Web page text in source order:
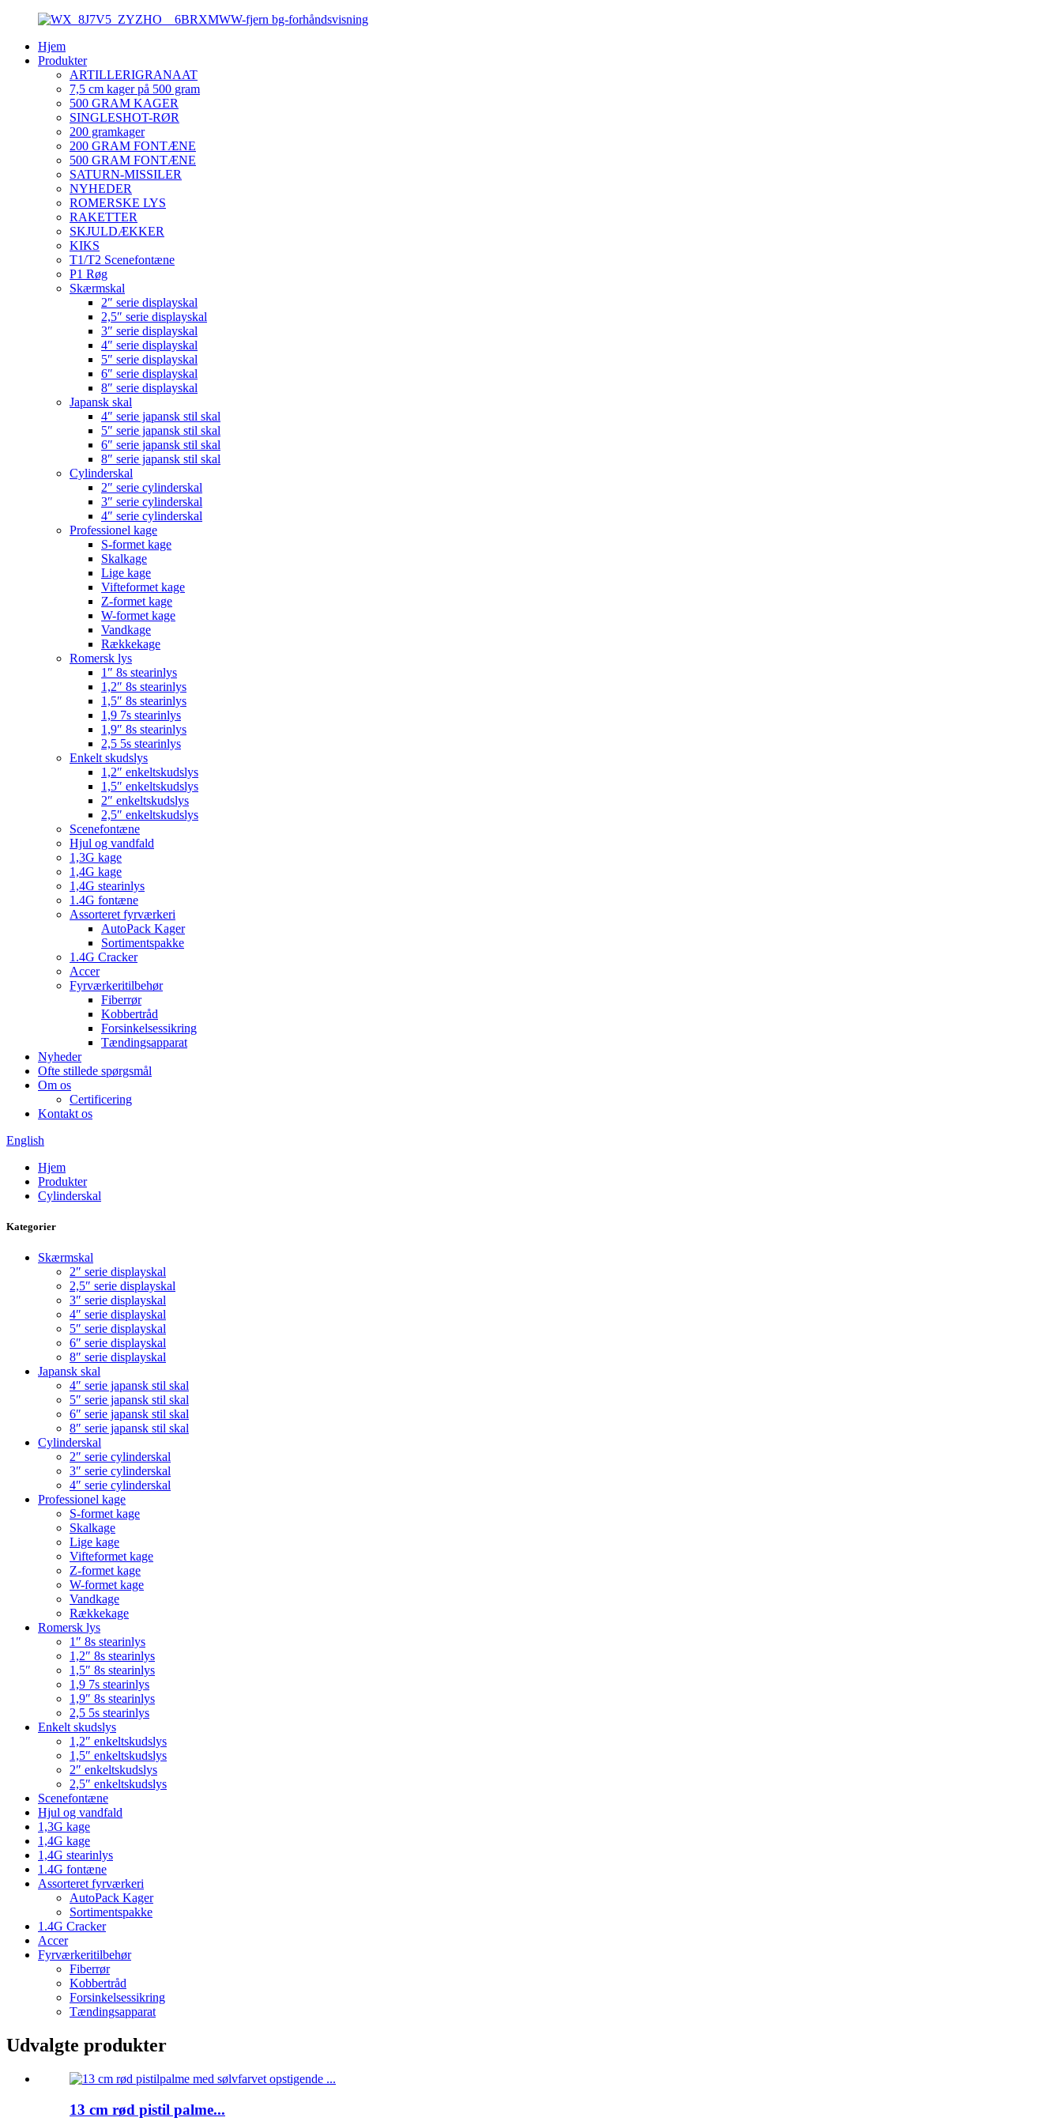
Hjem
Produkter
ARTILLERIGRANAAT
7,5 cm kager på 500 gram
500 GRAM KAGER
SINGLESHOT-RØR
200 gramkager
200 GRAM FONTÆNE
500 GRAM FONTÆNE
SATURN-MISSILER
NYHEDER
ROMERSKE LYS
RAKETTER
SKJULDÆKKER
KIKS
T1/T2 Scenefontæne
P1 Røg
Skærmskal
2″ serie displayskal
2,5″ serie displayskal
3″ serie displayskal
4″ serie displayskal
5″ serie displayskal
6″ serie displayskal
8″ serie displayskal
Japansk skal
4″ serie japansk stil skal
5″ serie japansk stil skal
6″ serie japansk stil skal
8″ serie japansk stil skal
Cylinderskal
2″ serie cylinderskal
3″ serie cylinderskal
4″ serie cylinderskal
Professionel kage
S-formet kage
Skalkage
Lige kage
Vifteformet kage
Z-formet kage
W-formet kage
Vandkage
Rækkekage
Romersk lys
1″ 8s stearinlys
1,2″ 8s stearinlys
1,5″ 8s stearinlys
1,9 7s stearinlys
1,9″ 8s stearinlys
2,5 5s stearinlys
Enkelt skudslys
1,2″ enkeltskudslys
1,5″ enkeltskudslys
2″ enkeltskudslys
2,5″ enkeltskudslys
Scenefontæne
Hjul og vandfald
1,3G kage
1,4G kage
1,4G stearinlys
1.4G fontæne
Assorteret fyrværkeri
AutoPack Kager
Sortimentspakke
1.4G Cracker
Accer
Fyrværkeritilbehør
Fiberrør
Kobbertråd
Forsinkelsessikring
Tændingsapparat
Nyheder
Ofte stillede spørgsmål
Om os
Certificering
Kontakt os
English
Hjem
Produkter
Cylinderskal
Kategorier
Skærmskal
2″ serie displayskal
2,5″ serie displayskal
3″ serie displayskal
4″ serie displayskal
5″ serie displayskal
6″ serie displayskal
8″ serie displayskal
Japansk skal
4″ serie japansk stil skal
5″ serie japansk stil skal
6″ serie japansk stil skal
8″ serie japansk stil skal
Cylinderskal
2″ serie cylinderskal
3″ serie cylinderskal
4″ serie cylinderskal
Professionel kage
S-formet kage
Skalkage
Lige kage
Vifteformet kage
Z-formet kage
W-formet kage
Vandkage
Rækkekage
Romersk lys
1″ 8s stearinlys
1,2″ 8s stearinlys
1,5″ 8s stearinlys
1,9 7s stearinlys
1,9″ 8s stearinlys
2,5 5s stearinlys
Enkelt skudslys
1,2″ enkeltskudslys
1,5″ enkeltskudslys
2″ enkeltskudslys
2,5″ enkeltskudslys
Scenefontæne
Hjul og vandfald
1,3G kage
1,4G kage
1,4G stearinlys
1.4G fontæne
Assorteret fyrværkeri
AutoPack Kager
Sortimentspakke
1.4G Cracker
Accer
Fyrværkeritilbehør
Fiberrør
Kobbertråd
Forsinkelsessikring
Tændingsapparat
Udvalgte produkter
13 cm rød pistil palme...